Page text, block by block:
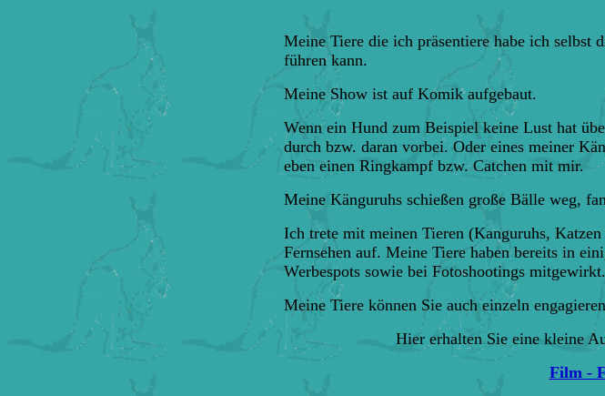
Meine Tiere die ich präsentiere habe ich selbst
führen kann.
Meine Show ist auf Komik aufgebaut.
Wenn ein Hund zum Beispiel keine Lust hat
durch bzw. daran vorbei. Oder eines meiner
eben einen Ringkampf bzw. Catchen mit mir.
Meine Känguruhs schießen große Bälle weg,
Ich trete mit meinen Tieren (Kanguruhs,
Fernsehen auf. Meine Tiere haben bereits in
Werbespots sowie bei Fotoshootings mitgewirkt.
Meine Tiere können Sie auch einzeln
Hier erhalten Sie eine kleine
Film -